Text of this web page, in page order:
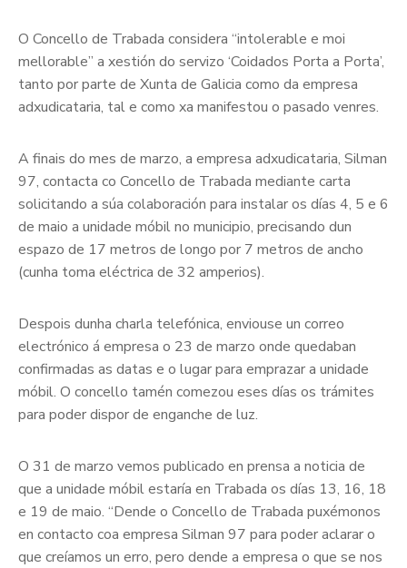
O Concello de Trabada considera “intolerable e moi
mellorable” a xestión do servizo ‘Coidados Porta a Porta’,
tanto por parte de Xunta de Galicia como da empresa
adxudicataria, tal e como xa manifestou o pasado venres.
A finais do mes de marzo, a empresa adxudicataria, Silman
97, contacta co Concello de Trabada mediante carta
solicitando a súa colaboración para instalar os días 4, 5 e 6
de maio a unidade móbil no municipio, precisando dun
espazo de 17 metros de longo por 7 metros de ancho
(cunha toma eléctrica de 32 amperios).
Despois dunha charla telefónica, enviouse un correo
electrónico á empresa o 23 de marzo onde quedaban
confirmadas as datas e o lugar para emprazar a unidade
móbil. O concello tamén comezou eses días os trámites
para poder dispor de enganche de luz.
O 31 de marzo vemos publicado en prensa a noticia de
que a unidade móbil estaría en Trabada os días 13, 16, 18
e 19 de maio. “Dende o Concello de Trabada puxémonos
en contacto coa empresa Silman 97 para poder aclarar o
que creíamos un erro, pero dende a empresa o que se nos